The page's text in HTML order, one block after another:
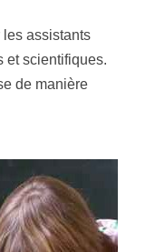
assistants
et scientifiques.
de manière